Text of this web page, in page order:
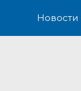
Новости